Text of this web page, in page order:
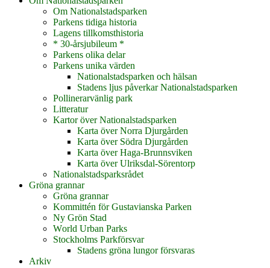
Om Nationalstadsparken
Parkens tidiga historia
Lagens tillkomsthistoria
* 30-årsjubileum *
Parkens olika delar
Parkens unika värden
Nationalstadsparken och hälsan
Stadens ljus påverkar Nationalstadsparken
Pollinerarvänlig park
Litteratur
Kartor över Nationalstadsparken
Karta över Norra Djurgården
Karta över Södra Djurgården
Karta över Haga-Brunnsviken
Karta över Ulriksdal-Sörentorp
Nationalstadsparksrådet
Gröna grannar
Gröna grannar
Kommittén för Gustavianska Parken
Ny Grön Stad
World Urban Parks
Stockholms Parkförsvar
Stadens gröna lungor försvaras
Arkiv